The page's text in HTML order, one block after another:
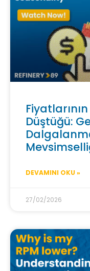
Düştüğü:
DEVAMINI OKU »
27/02/2026